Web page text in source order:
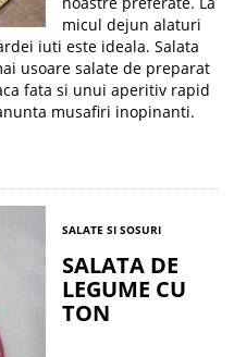
micul dejun alaturi
iuti este ideala. Salata
usoare salate de preparat
fata si unui aperitiv rapid
musafiri inopinanti.
SALATE SI SOSURI
SALATA DE
LEGUME CU
TON